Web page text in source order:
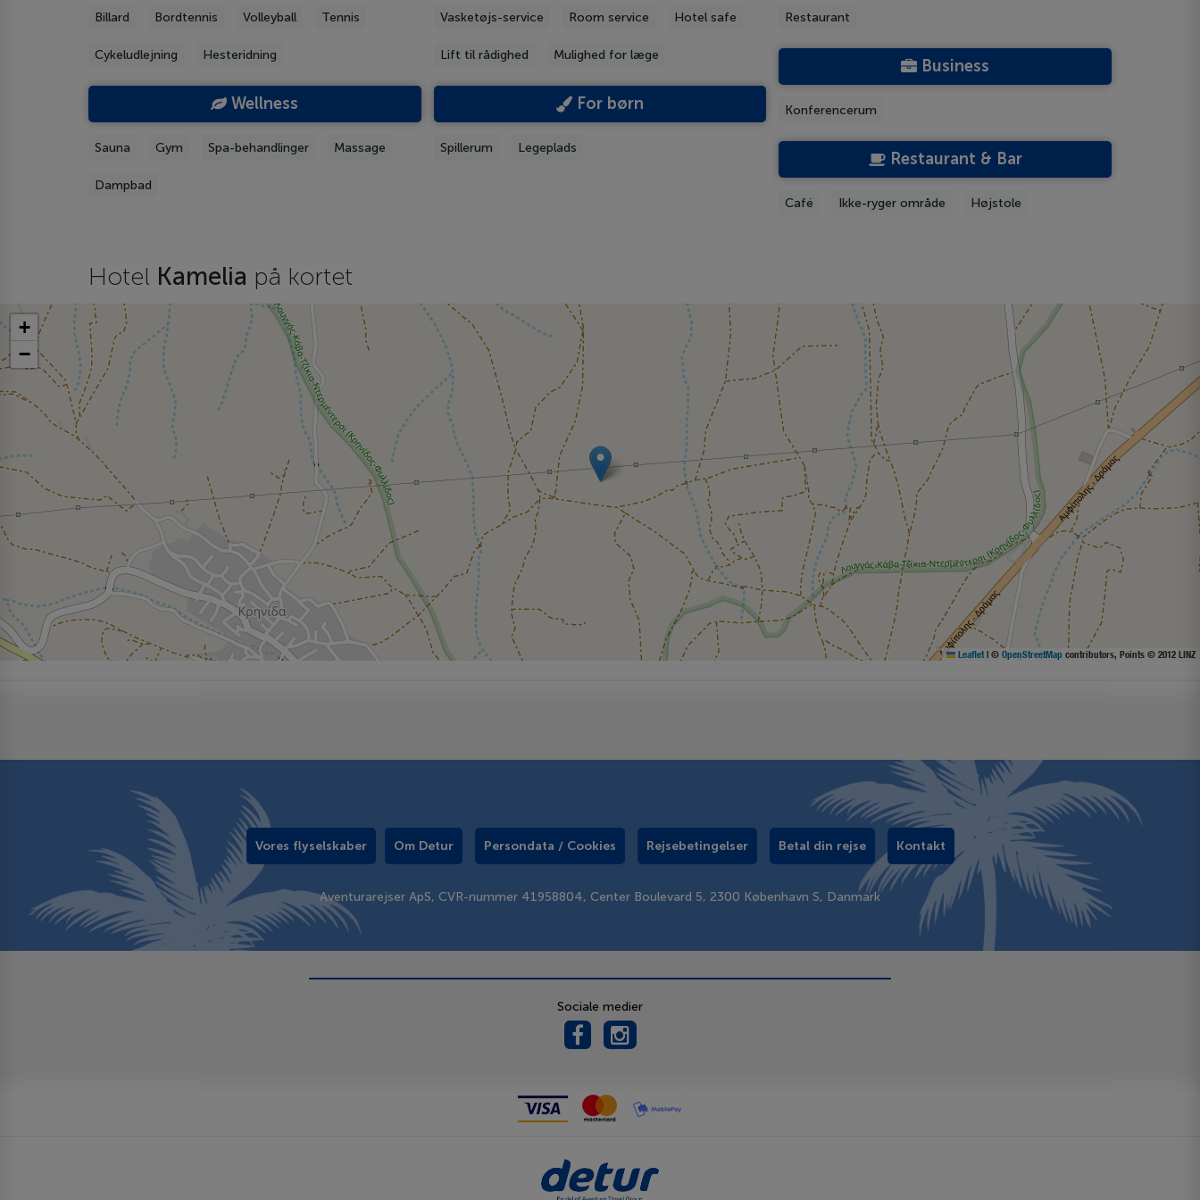
Billard Bordtennis Volleyball Tennis
Cykeludlejning Hesteridning
Wellness
Sauna Gym Spa-behandlinger Massage
Dampbad
Vasketøjs-service Room service Hotel safe
Lift til rådighed Mulighed for læge
For børn
Spillerum Legeplads
Restaurant
Business
Konferencerum
Restaurant & Bar
Café Ikke-ryger område Højstole
Hotel Kamelia på kortet
+
−
Leaflet | © OpenStreetMap contributors, Points © 2012 LINZ
Vores flyselskaber Om Detur Persondata / Cookies Rejsebetingelser Betal din rejse Kontakt
Aventurarejser ApS, CVR-nummer 41958804, Center Boulevard 5, 2300 København S, Danmark
Sociale medier